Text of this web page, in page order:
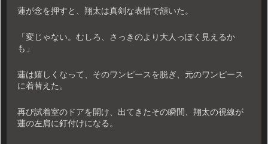
蓮が念を押すと、翔太は真剣な表情で頷いた。
「変じゃない。むしろ、さっきのより大人っぽく見えるか
も」
蓮は嬉しくなって、そのワンピースを脱ぎ、元のワンピース
に着替えた。
再び試着室のドアを開け、出てきたその瞬間、翔太の視線が
蓮の左肩に釘付けになる。